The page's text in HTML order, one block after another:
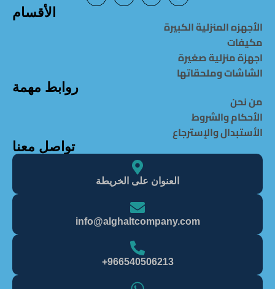
الأقسام
الأجهزه المنزلية الكبيرة
مكيفات
اجهزة منزلية صغيرة
الشاشات وملحقاتها
روابط مهمة
من نحن
الأحكام والشروط
الأستبدال والإسترجاع
تواصل معنا
العنوان على الخريطة
info@alghaItcompany.com
966540506213+